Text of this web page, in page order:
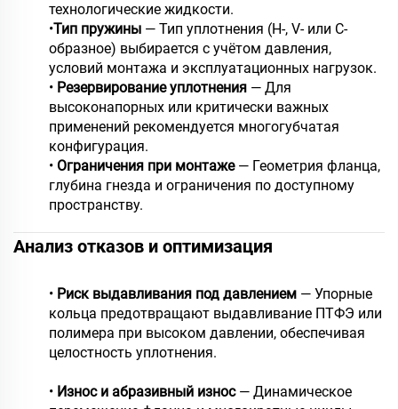
технологические жидкости.
•Тип пружины — Тип уплотнения (H-, V- или C-
образное) выбирается с учётом давления,
условий монтажа и эксплуатационных нагрузок.
• Резервирование уплотнения — Для
высоконапорных или критически важных
применений рекомендуется многогубчатая
конфигурация.
• Ограничения при монтаже — Геометрия фланца,
глубина гнезда и ограничения по доступному
пространству.
Анализ отказов и оптимизация
• Риск выдавливания под давлением — Упорные
кольца предотвращают выдавливание ПТФЭ или
полимера при высоком давлении, обеспечивая
целостность уплотнения.
• Износ и абразивный износ — Динамическое